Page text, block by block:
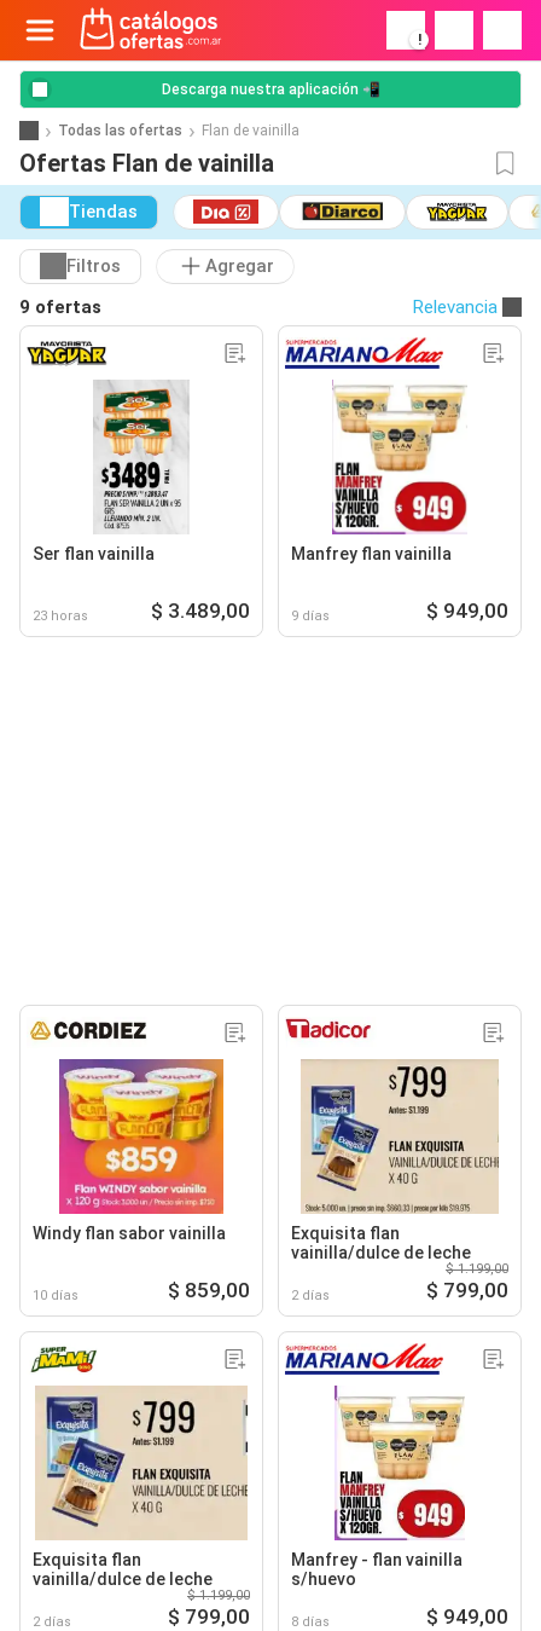
!
Descarga nuestra aplicación 📲
Todas las ofertas Flan de vainilla
Ofertas Flan de vainilla
Tiendas
Filtros
Agregar
9 ofertas
Relevancia
Ser flan vainilla
23 horas $ 3.489,00
Manfrey flan vainilla
9 días $ 949,00
Windy flan sabor vainilla
10 días $ 859,00
Exquisita flan
vainilla/dulce de leche
2 días
$ 1.199,00
$ 799,00
Exquisita flan
vainilla/dulce de leche
2 días
$ 1.199,00
$ 799,00
Manfrey - flan vainilla
s/huevo
8 días $ 949,00